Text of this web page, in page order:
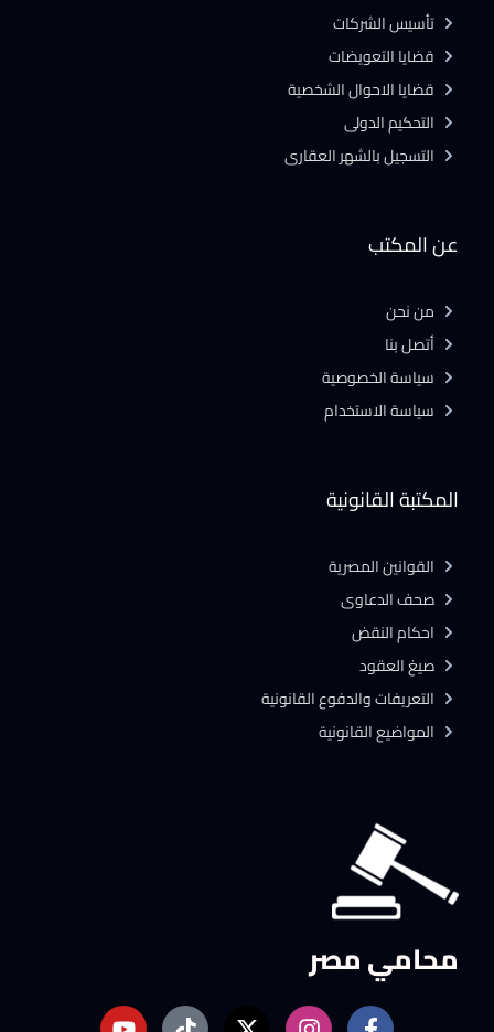
محامي مصر
المكتبة القانونية
القوانين المصرية
صحف الدعاوى
احكام النقض
صيغ العقود
التعريفات والدفوع القانونية
المواضيع القانونية
عن المكتب
من نحن
أتصل بنا
سياسة الخصوصية
سياسة الاستخدام
تأسيس الشركات
قضايا التعويضات
قضايا الاحوال الشخصية
التحكيم الدولى
التسجيل بالشهر العقارى